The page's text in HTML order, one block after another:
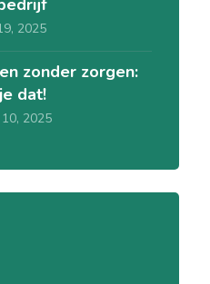
2025
zonder zorgen:
dat!
2025